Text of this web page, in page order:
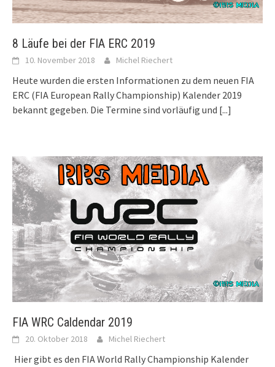
8 Läufe bei der FIA ERC 2019
10. November 2018 Michel Riechert
Heute wurden die ersten Informationen zu dem neuen FIA
ERC (FIA European Rally Championship) Kalender 2019
bekannt gegeben. Die Termine sind vorläufig und [...]
FIA WRC Caldendar 2019
20. Oktober 2018 Michel Riechert
Hier gibt es den FIA World Rally Championship Kalender